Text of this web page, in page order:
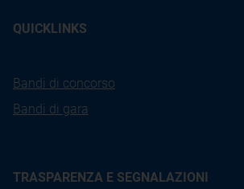
QUICKLINKS
Bandi di concorso
Bandi di gara
TRASPARENZA E SEGNALAZIONI